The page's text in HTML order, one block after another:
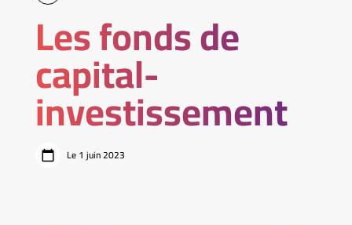
Les fonds de
capital-
investissement
Le 1 juin 2023